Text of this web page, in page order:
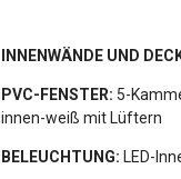
INNENWÄNDE UND
PVC-FENSTER: 5-
innen-weiß mit Lüftern
BELEUCHTUNG: LED-